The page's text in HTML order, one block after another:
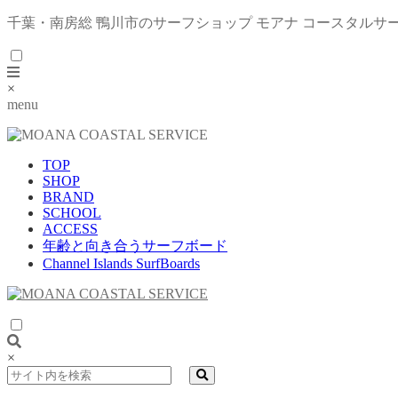
千葉・南房総 鴨川市のサーフショップ モアナ コースタルサ
×
menu
TOP
SHOP
BRAND
SCHOOL
ACCESS
年齢と向き合うサーフボード
Channel Islands SurfBoards
×